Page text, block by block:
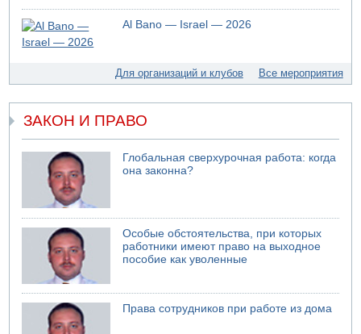
04.08.2026 13:48
Американцы за пять месяцев израсходовали почти все
04.08.2026 13:12
Ракетная атака на судно вблизи Омана
04.08.2026 12:29
04.08.2026 10:13
Троих подростков унесло течением на Кинерете
04.08.2026 08:45
Атака на склады в Подмосковье и Ленинградской
области
04.08.2026 06:53
Суд "Ликуда" отменил решение конференции партии
04.08.2026 06:10
Пожар в квартире в Ашдоде
Al Bano — Israel — 2026
Для организаций и клубов Все мероприятия
ЗАКОН И ПРАВО
Глобальная сверхурочная работа: когда
она законна?
Особые обстоятельства, при которых
работники имеют право на выходное
пособие как уволенные
Права сотрудников при работе из дома